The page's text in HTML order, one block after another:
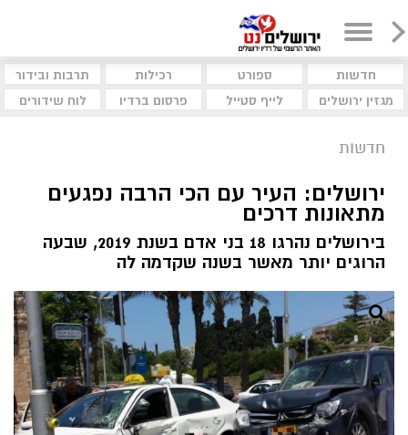
חדשות ספורט רכילות
תרבות ובידור
מגזין ירושלים
לייף סטייל פרסום ברדיו לוח שידורים
חדשות
ירושלים: העיר עם הכי הרבה נפגעים
מתאונות דרכים
בירושלים נהרגו 18 בני אדם בשנת 2019, שבעה
הרוגים יותר מאשר בשנה שקדמה לה